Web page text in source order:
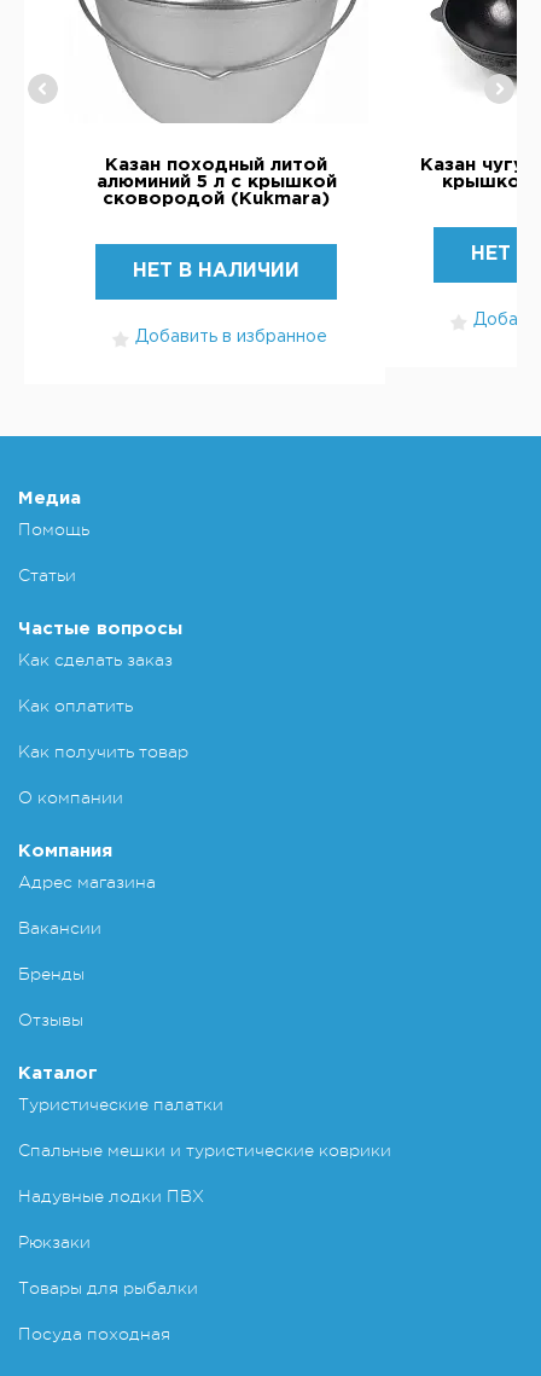
Казан походный литой
алюминий 5 л с крышкой
сковородой (Kukmara)
НЕТ В НАЛИЧИИ
Добавить в избранное
Казан
крышкой
НЕТ В
Медиа
Помощь
Статьи
Частые вопросы
Как сделать заказ
Как оплатить
Как получить товар
О компании
Компания
Адрес магазина
Вакансии
Бренды
Отзывы
Каталог
Туристические палатки
Спальные мешки и туристические коврики
Надувные лодки ПВХ
Рюкзаки
Товары для рыбалки
Посуда походная